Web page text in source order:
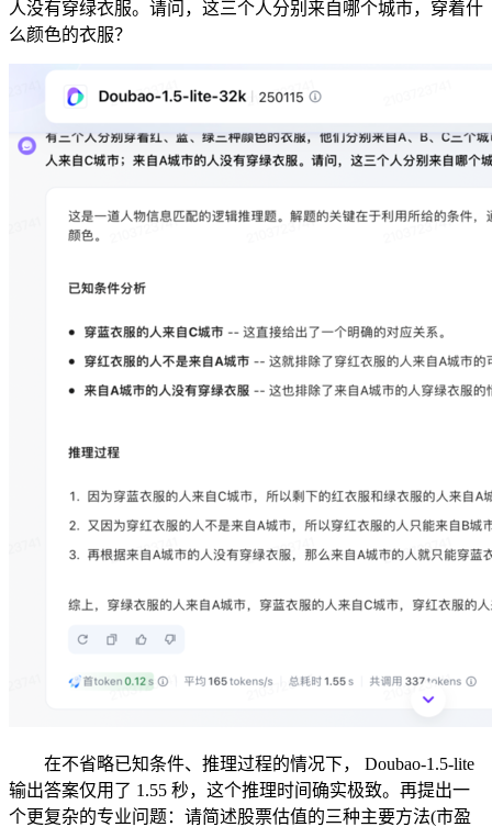
人没有穿绿衣服。请问，这三个人分别来自哪个城市，穿着什
么颜色的衣服？
在不省略已知条件、推理过程的情况下， Doubao-1.5-lite
输出答案仅用了 1.55 秒，这个推理时间确实极致。再提出一
个更复杂的专业问题：请简述股票估值的三种主要方法(市盈